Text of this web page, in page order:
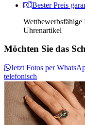
Bester Preis
Wettbewerbsfähige
Uhrenartikel
Möchten Sie das
Jetzt Fotos per
telefonisch